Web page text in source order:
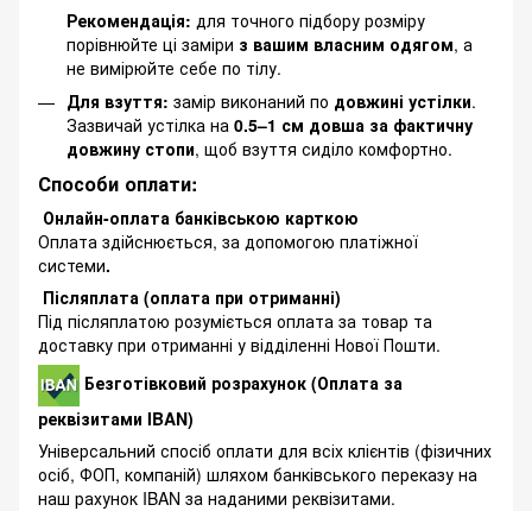
Рекомендація: для точного підбору розміру
порівнюйте ці заміри з вашим власним одягом, а
не вимірюйте себе по тілу.
Для взуття: замір виконаний по довжині устілки.
Зазвичай устілка на 0.5–1 см довша за фактичну
довжину стопи, щоб взуття сиділо комфортно.
Способи оплати:
Онлайн-оплата банківською карткою
Оплата здійснюється, за допомогою платіжної
системи.
Післяплата (оплата при отриманні)
Під післяплатою розуміється оплата за товар та
доставку при отриманні у відділенні Нової Пошти.
Безготівковий розрахунок (Оплата за
реквізитами IBAN)
Універсальний спосіб оплати для всіх клієнтів (фізичних
осіб, ФОП, компаній) шляхом банківського переказу на
наш рахунок IBAN за наданими реквізитами.